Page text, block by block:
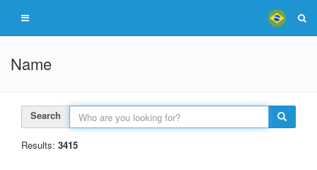
Name
Search
Results: 3415